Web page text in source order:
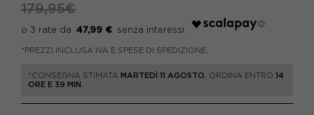
179,95€
47,99 €
*PREZZI INCLUSA IVA E SPESE DI SPEDIZIONE.
*CONSEGNA STIMATA MARTEDÌ 11 AGOSTO. ORDINA ENTRO 14
ORE E 39 MIN.